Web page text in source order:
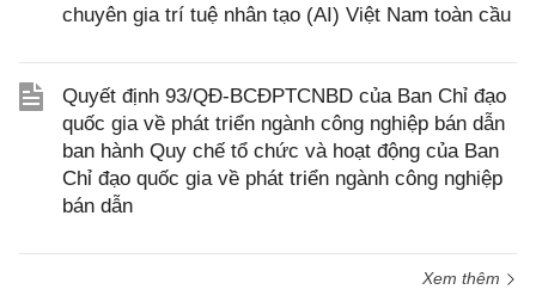
chuyên gia trí tuệ nhân tạo (AI) Việt Nam toàn cầu
Quyết định 93/QĐ-BCĐPTCNBD của Ban Chỉ đạo
quốc gia về phát triển ngành công nghiệp bán dẫn
ban hành Quy chế tổ chức và hoạt động của Ban
Chỉ đạo quốc gia về phát triển ngành công nghiệp
bán dẫn
Xem thêm